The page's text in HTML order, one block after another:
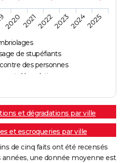
de stupéfiants
des personnes
et dégradations
202020212022202320242025
et dégradations par ville
et escroqueries par ville
de cinq faits ont été recensés
une donnée moyenne est